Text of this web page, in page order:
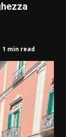
1 min read